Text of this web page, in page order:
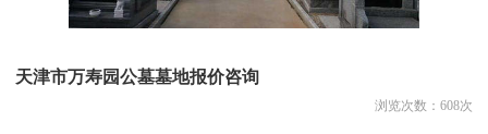
天津市万寿园公墓墓地报价咨询
浏览次数： 608次